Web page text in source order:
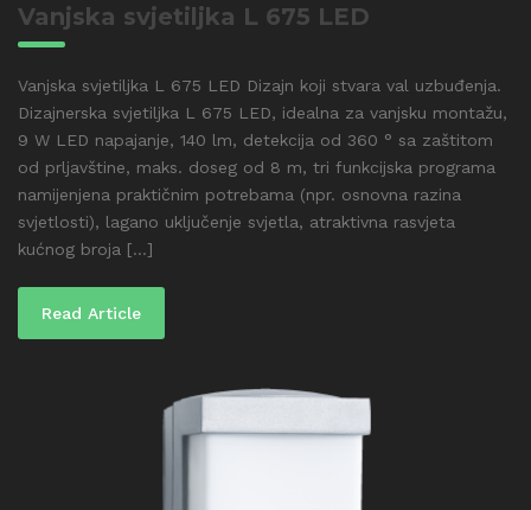
Vanjska svjetiljka L 675 LED
Vanjska svjetiljka L 675 LED Dizajn koji stvara val uzbuđenja.
Dizajnerska svjetiljka L 675 LED, idealna za vanjsku montažu,
9 W LED napajanje, 140 lm, detekcija od 360 ° sa zaštitom
od prljavštine, maks. doseg od 8 m, tri funkcijska programa
namijenjena praktičnim potrebama (npr. osnovna razina
svjetlosti), lagano uključenje svjetla, atraktivna rasvjeta
kućnog broja [...]
Read Article